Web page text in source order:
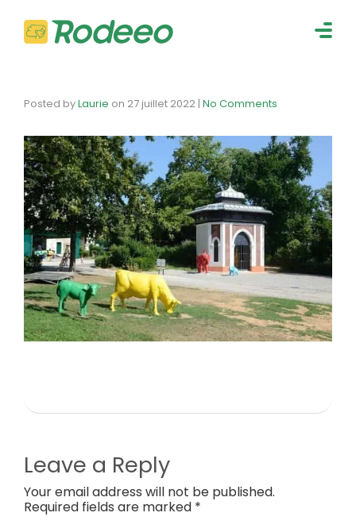
Posted byLaurie on 27 juillet 2022 | No Comments
Leave a Reply
Your email address will not be published.
Required fields are marked *